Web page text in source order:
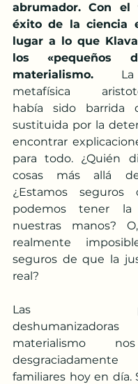
abrumador. Con el
éxito de la ciencia
lugar a lo que
los «pequeños
materialismo.
metafísica
había sido barrida
sustituida por la
encontrar
para todo. ¿Quién
cosas más allá
¿Estamos
podemos tener
nuestras manos?
realmente
seguros de que la
real?
Las
materialismo
desgraciadamente
familiares hoy en día.